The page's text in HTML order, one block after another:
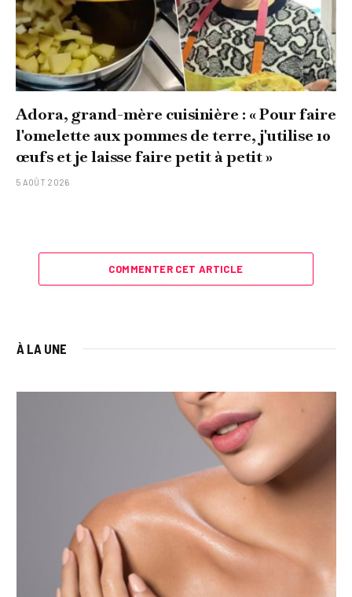
Adora, grand-mère cuisinière : « Pour faire
l'omelette aux pommes de terre, j'utilise 10
œufs et je laisse faire petit à petit »
5 AOÛT 2026
COMMENTER CET ARTICLE
À LA UNE